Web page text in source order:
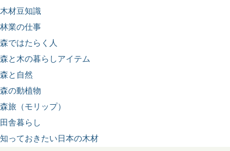
木材豆知識
林業の仕事
森ではたらく人
森と木の暮らしアイテム
森と自然
森の動植物
森旅（モリップ）
田舎暮らし
知っておきたい日本の木材